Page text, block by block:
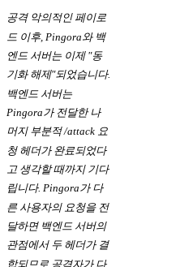
공격 악의적인 페이로
드 이후, Pingora와 백
엔드 서버는 이제 "동
기화 해제"되었습니다.
백엔드 서버는
Pingora가 전달한 나
머지 부분적 /attack 요
청 헤더가 완료되었다
고 생각할 때까지 기다
립니다. Pingora가 다
른 사용자의 요청을 전
달하면 백엔드 서버의
관점에서 두 헤더가 결
합되므로 공격자가 다